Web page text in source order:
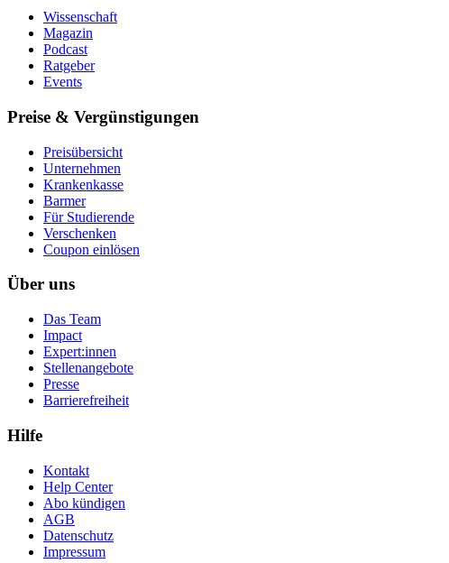
Wissenschaft
Magazin
Podcast
Ratgeber
Events
Preise & Vergünstigungen
Preisübersicht
Unternehmen
Krankenkasse
Barmer
Für Studierende
Ver­schen­ken
Coupon einlösen
Über uns
Das Team
Impact
Expert:innen
Stellenangebote
Presse
Barrierefreiheit
Hilfe
Kontakt
Help Center
Abo kündigen
AGB
Datenschutz
Impressum